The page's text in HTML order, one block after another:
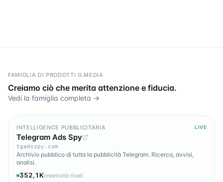
FAMIGLIA DI PRODOTTI G.MEDIA
Creiamo ciò che merita attenzione e fiducia.
Vedi la famiglia completa →
INTELLIGENCE PUBBLICITARIA LIVE
Telegram Ads Spy
tgadsspy.com
Archivio pubblico di tutta la pubblicità Telegram. Ricerca, avvisi,
analisi.
352,1Kcreatività rivali